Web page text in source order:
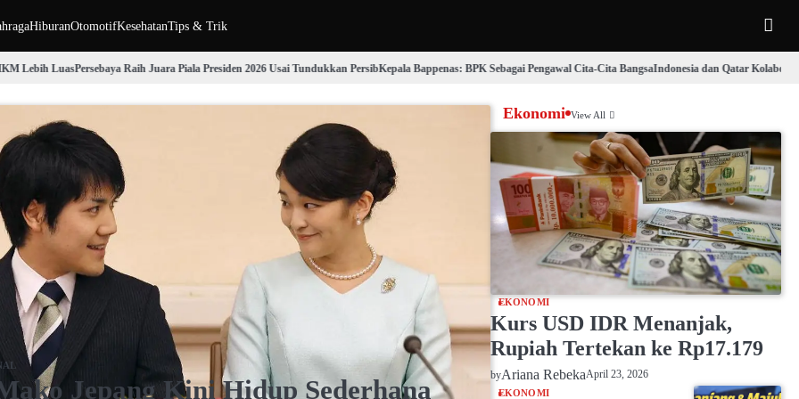
HiburanOtomotifKesehatanTips & Trik
Persebaya Raih Juara Piala Presiden 2026 Usai Tundukkan PersibKepala Bappenas: BPK Sebagai Pengawal Cita-Cita BangsaIndonesia dan Qatar Kolaborasi Budaya
Jepang Kini Hidup Sederhana
Ekonomi View All
EKONOMI
Kurs USD IDR Menanjak,
Rupiah Tertekan ke Rp17.179
byAriana RebekaApril 23, 2026
EKONOMI